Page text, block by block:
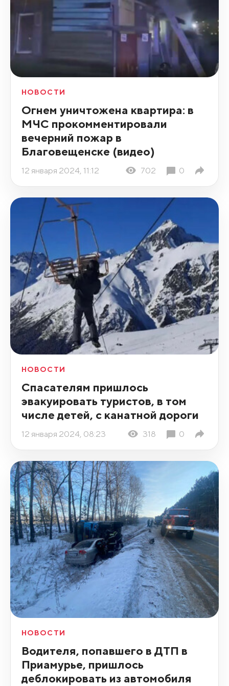
НОВОСТИ
Огнем уничтожена квартира: в
МЧС прокомментировали
вечерний пожар в
Благовещенске (видео)
12 января 2024, 11:12 702 0
НОВОСТИ
Спасателям пришлось
эвакуировать туристов, в том
числе детей, с канатной дороги
12 января 2024, 08:23 318 0
НОВОСТИ
Водителя, попавшего в ДТП в
Приамурье, пришлось
деблокировать из автомобиля